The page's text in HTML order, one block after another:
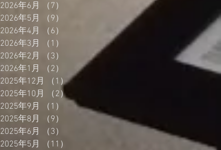
2026年6月 （7）
2026年5月
（9）
2026年4月
（6）
2026年3月
（1）
2026年2月
（3）
3件の記事
2026年1月
（2）
2件の記事
2025年12月
（1）1件の記事
2025年10月
（2）
2025年9月
（1）
1件の記事
2025年8月
（9）
2025年6月
（3）
2025年5月
（11）